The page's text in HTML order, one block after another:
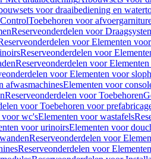
voor draaibediening en
Toebehoren voor
Reserveonderdelen voor
voor Elementen
Reserveonderdelen voor
Reserveonderdelen voor
voor Elementen voor
afwasmachinesElementen voor
Reserveonderdelen voor Toebehoren
voor Toebehoren voor
voor wc'sElementen voor wastafels
voor urinoirsElementen voor
Reserveonderdelen voor
Reserveonderdelen voor